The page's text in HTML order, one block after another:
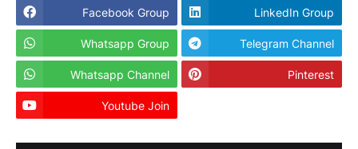
Facebook Group LinkedIn Group
Whatsapp Group Telegram Channel
Whatsapp Channel Pinterest
Youtube Join